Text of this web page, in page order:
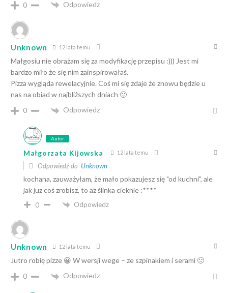
0
Odpowiedz
Unknown 12 lata temu
Małgosiu nie obrażam się za modyfikację przepisu :))) Jest mi
bardzo miło że się nim zainspirowałaś.
Pizza wygląda rewelacyjnie. Coś mi się zdaje że znowu będzie u
nas na obiad w najbliższych dniach 🙂
0
Odpowiedz
Autor
Małgorzata Kijowska 12 lata temu
Odpowiedź do Unknown
kochana, zauważyłam, że mało pokazujesz się "od kuchni", ale
jak juz coś zrobisz, to aż ślinka cieknie :****
0 Odpowiedz
Unknown 12 lata temu
Jutro robię pizze 😀 W wersji wege – ze szpinakiem i serami 🙂
0
Odpowiedz